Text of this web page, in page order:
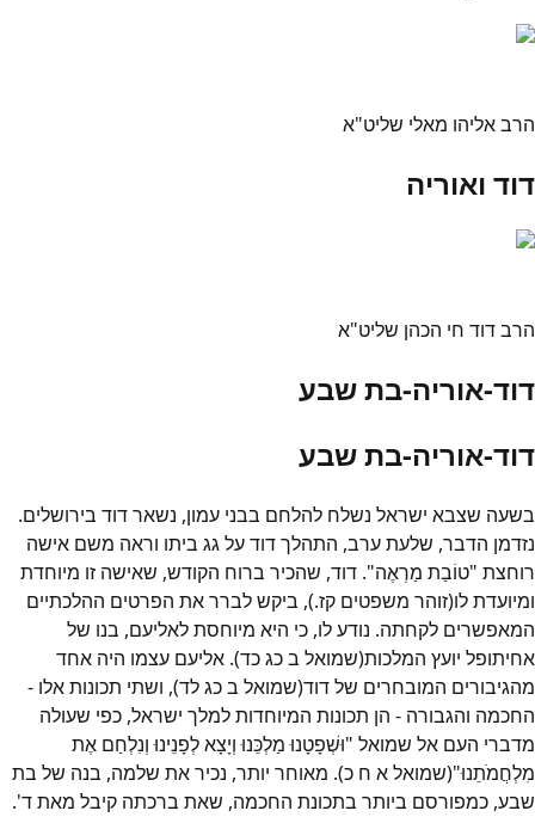
הרב אליהו מאלי שליט"א
דוד ואוריה
הרב דוד חי הכהן שליט"א
דוד-אוריה-בת שבע
דוד-אוריה-בת שבע
בשעה שצבא ישראל נשלח להלחם בבני עמון, נשאר דוד בירושלים.
נזדמן הדבר, שלעת ערב, התהלך דוד על גג ביתו וראה משם אישה
רוחצת "טוֹבַת מַרְאֶה". דוד, שהכיר ברוח הקודש, שאישה זו מיוחדת
ומיועדת לו(זוהר משפטים קז.), ביקש לברר את הפרטים ההלכתיים
המאפשרים לקחתה. נודע לו, כי היא מיוחסת לאליעם, בנו של
אחיתופל יועץ המלכות(שמואל ב כג כד). אליעם עצמו היה אחד
מהגיבורים המובחרים של דוד(שמואל ב כג לד), ושתי תכונות אלו -
החכמה והגבורה - הן תכונות המיוחדות למלך ישראל, כפי שעולה
מדברי העם אל שמואל "וּשְׁפָטָנוּ מַלְכֵּנוּ וְיָצָא לְפָנֵינוּ וְנִלְחַם אֶת
מִלְחֲמֹתֵנוּ"(שמואל א ח כ). מאוחר יותר, נכיר את שלמה, בנה של בת
שבע, כמפורסם ביותר בתכונת החכמה, שאת ברכתה קיבל מאת ד'.